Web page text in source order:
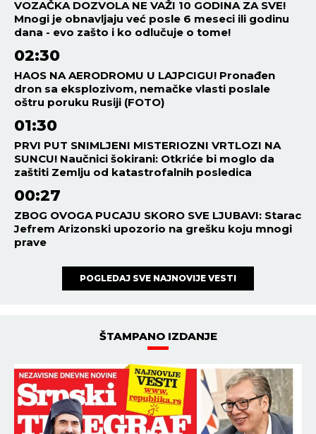
VOZAČKA DOZVOLA NE VAŽI 10 GODINA ZA SVE!
Mnogi je obnavljaju već posle 6 meseci ili godinu
dana - evo zašto i ko odlučuje o tome!
02:30
HAOS NA AERODROMU U LAJPCIGU! Pronađen
dron sa eksplozivom, nemačke vlasti poslale
oštru poruku Rusiji (FOTO)
01:30
PRVI PUT SNIMLJENI MISTERIOZNI VRTLOZI NA
SUNCU! Naučnici šokirani: Otkriće bi moglo da
zaštiti Zemlju od katastrofalnih posledica
00:27
ZBOG OVOGA PUCAJU SKORO SVE LJUBAVI: Starac
Jefrem Arizonski upozorio na grešku koju mnogi
prave
POGLEDAJ SVE NAJNOVIJE VESTI
ŠTAMPANO IZDANJE